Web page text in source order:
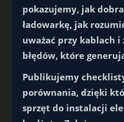
pokazujemy, jak
ładowarkę, jak
uważać przy kablach i
błędów, które
Publikujemy
porównania, dzięki
sprzęt do instalacji